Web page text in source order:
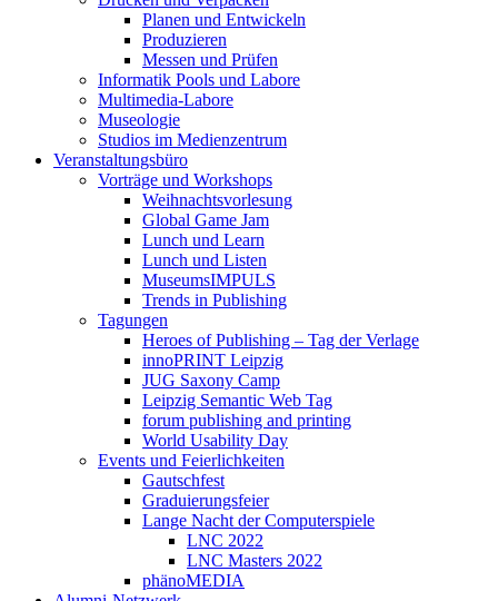
Planen und Entwickeln
Produzieren
Messen und Prüfen
Informatik Pools und Labore
Multimedia-Labore
Museologie
Studios im Medienzentrum
Veranstaltungsbüro
Vorträge und Workshops
Weihnachtsvorlesung
Global Game Jam
Lunch und Learn
Lunch und Listen
MuseumsIMPULS
Trends in Publishing
Tagungen
Heroes of Publishing – Tag der Verlage
innoPRINT Leipzig
JUG Saxony Camp
Leipzig Semantic Web Tag
forum publishing and printing
World Usability Day
Events und Feierlichkeiten
Gautschfest
Graduierungsfeier
Lange Nacht der Computerspiele
LNC 2022
LNC Masters 2022
phänoMEDIA